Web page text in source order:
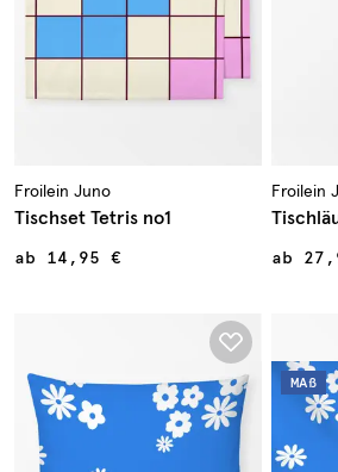
Froilein Juno
Tischset Tetris no1
ab 14,95 €
Froilein
ab
MAß